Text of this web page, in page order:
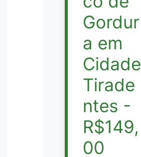
Gordur
a em
Cidade
Tirade
ntes -
R$149,
00